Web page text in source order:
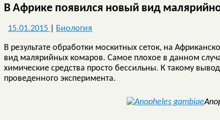
В Африке появился новый вид
15.01.2015 Биология
В результате обработки москитных сеток, на
вид малярийных комаров. Самое плохое в данном
химические средства просто бессильны. К такому
проведенного эксперимента.